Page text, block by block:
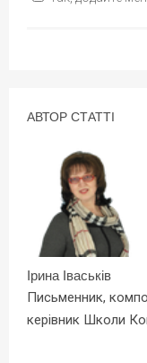
АВТОР СТАТТІ
Ірина Іваськів
Письменник,
керівник Школи